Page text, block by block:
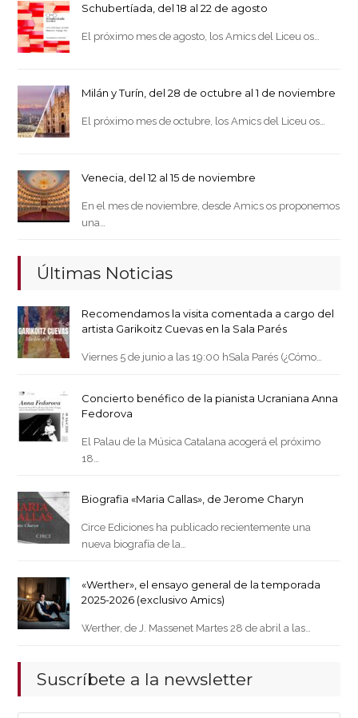
Schubertíada, del 18 al 22 de agosto
El próximo mes de agosto, los Amics del Liceu os…
Milán y Turín, del 28 de octubre al 1 de noviembre
El próximo mes de octubre, los Amics del Liceu os…
Venecia, del 12 al 15 de noviembre
En el mes de noviembre, desde Amics os proponemos
una…
Últimas Noticias
Recomendamos la visita comentada a cargo del
artista Garikoitz Cuevas en la Sala Parés
Viernes 5 de junio a las 19:00 hSala Parés (¿Cómo…
Concierto benéfico de la pianista Ucraniana Anna
Fedorova
El Palau de la Música Catalana acogerá el próximo
18…
Biografia «Maria Callas», de Jerome Charyn
Circe Ediciones ha publicado recientemente una
nueva biografía de la…
«Werther», el ensayo general de la temporada
2025-2026 (exclusivo Amics)
Werther, de J. Massenet Martes 28 de abril a las…
Suscríbete a la newsletter